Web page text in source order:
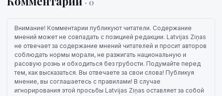
· 0
Внимание! Комментарии публикуют читатели. Содержание
мнений может не совпадать с позицией редакции. Latvijas Ziņas
не отвечает за содержание мнений читателей и просит авторов
соблюдать нормы морали, не разжигать национальную и
расовую рознь и обходиться без грубости. Подумайте перед
тем, как высказаться. Вы отвечаете за свои слова! Публикуя
мнение, вы соглашаетесь с правилами! В случае
игнорирования этой просьбы Latvijas Ziņas оставляет за собой